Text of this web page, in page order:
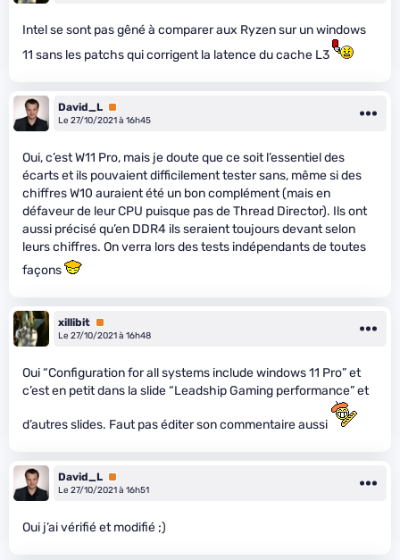
Intel se sont pas gêné à comparer aux Ryzen sur un windows
11 sans les patchs qui corrigent la latence du cache L3
David_L Premium
Le 27/10/2021 à 16h45
Oui, c’est W11 Pro, mais je doute que ce soit l’essentiel des
écarts et ils pouvaient difficilement tester sans, même si des
chiffres W10 auraient été un bon complément (mais en
défaveur de leur CPU puisque pas de Thread Director). Ils ont
aussi précisé qu’en DDR4 ils seraient toujours devant selon
leurs chiffres. On verra lors des tests indépendants de toutes
façons
xillibit Premium
Le 27/10/2021 à 16h48
Oui “Configuration for all systems include windows 11 Pro” et
c’est en petit dans la slide “Leadship Gaming performance” et
d’autres slides. Faut pas éditer son commentaire aussi
David_L Premium
Le 27/10/2021 à 16h51
Oui j’ai vérifié et modifié ;)